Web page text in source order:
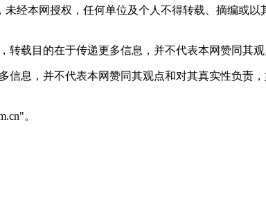
经本网授权，任何单位及个人不得转载、摘编或
载目的在于传递更多信息，并不代表本网赞同其观
息，并不代表本网赞同其观点和对其真实性负责
。